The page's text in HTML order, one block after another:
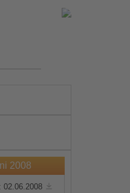
2008
02.06.2008